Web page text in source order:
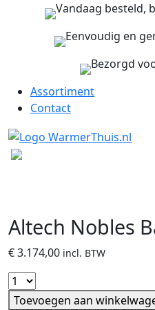
Vandaag besteld,
Eenvoudig en
Bezorgd
Assortiment
Contact
Altech Nobles
€3.174,00 incl. BTW
Toevoegen aan